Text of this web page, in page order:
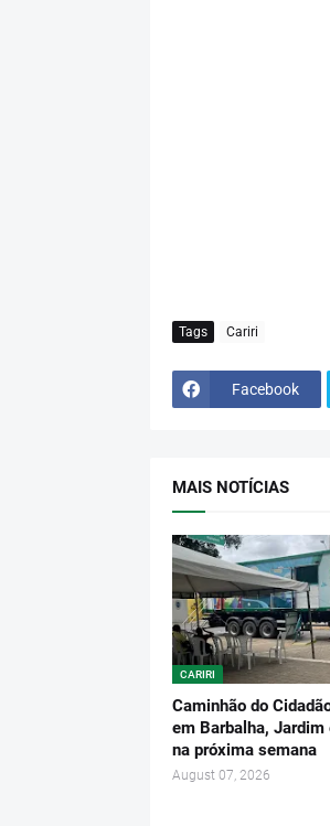
Tags Cariri
Facebook
MAIS NOTÍCIAS
CARIRI
Caminhão do
em Barbalha, Jardim
na próxima semana
August 07, 2026